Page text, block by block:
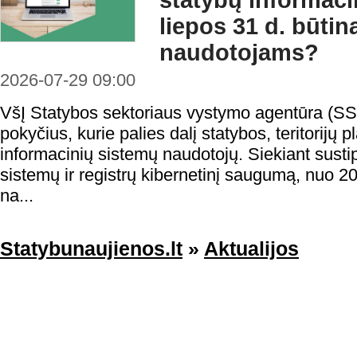
liepos 31 d.
naudotojams?
2026-07-29 09:00
VšĮ Statybos sektoriaus vystymo agentūra
pokyčius, kurie palies dalį statybos, teritorijų
informacinių sistemų naudotojų. Siekiant
sistemų ir registrų kibernetinį saugumą, nuo
na...
Statybunaujienos.lt » Aktualijos